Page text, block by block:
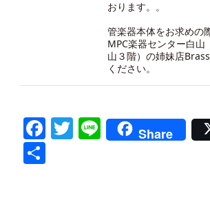
おります。。
管楽器本体をお求めの
MPC楽器センター白山
山３階）の姉妹店
ください。
Facebook
Twitter
LineShare